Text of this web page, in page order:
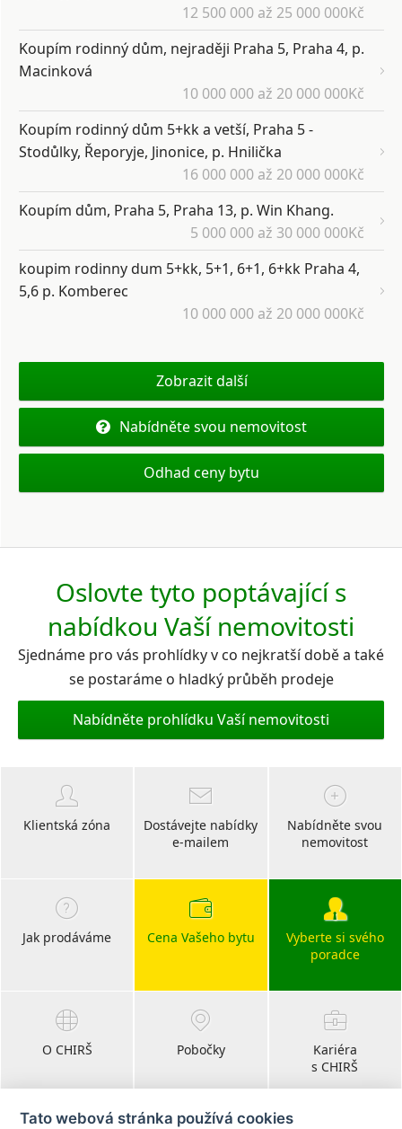
12 500 000 až 25 000 000Kč
Koupím rodinný dům, nejraději Praha 5, Praha 4, p.
Macinková
10 000 000 až 20 000 000Kč
Koupím rodinný dům 5+kk a vetší, Praha 5 -
Stodůlky, Řeporyje, Jinonice, p. Hnilička
16 000 000 až 20 000 000Kč
Koupím dům, Praha 5, Praha 13, p. Win Khang.
5 000 000 až 30 000 000Kč
koupim rodinny dum 5+kk, 5+1, 6+1, 6+kk Praha 4,
5,6 p. Komberec
10 000 000 až 20 000 000Kč
Zobrazit další
Nabídněte svou nemovitost
Odhad ceny bytu
Oslovte tyto poptávající s
nabídkou Vaší nemovitosti
Sjednáme pro vás prohlídky v co nejkratší době a také
se postaráme o hladký průběh prodeje
Nabídněte prohlídku Vaší nemovitosti
Klientská zóna
Dostávejte nabídky
e-mailem
Nabídněte svou
nemovitost
Jak prodáváme Cena Vašeho bytu
Vyberte si svého
poradce
O CHIRŠ Pobočky
Kariéra
s CHIRŠ
Tato webová stránka používá cookies